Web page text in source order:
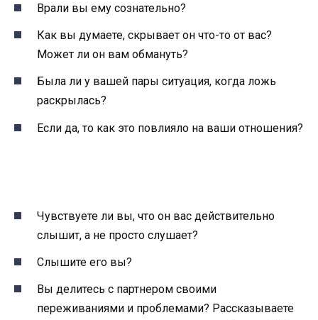
Врали вы ему сознательно?
Как вы думаете, скрывает он что-то от вас?
Может ли он вам обмануть?
Была ли у вашей пары ситуация, когда ложь
раскрылась?
Если да, то как это повлияло на ваши отношения?
Чувствуете ли вы, что он вас действительно
слышит, а не просто слушает?
Слышите его вы?
Вы делитесь с партнером своими
переживаниями и проблемами? Рассказываете